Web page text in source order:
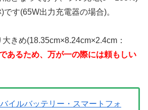
す(65W出力充電器の場合)。
きめ(18.35cm×8.24cm×2.4cm：
あるため、万が一の際には頼もしい
イルバッテリー・スマートフォ